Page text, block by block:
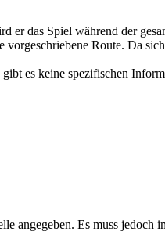
er das Spiel während der
Route. Da
es keine spezifischen
angegeben. Es muss jedoch